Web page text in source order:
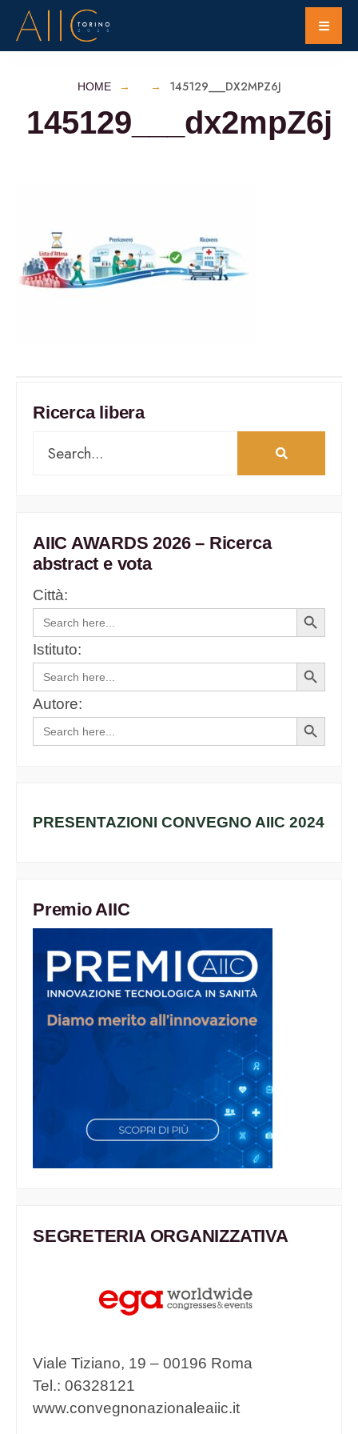
HOME 145129___DX2MPZ6J
145129___dx2mpZ6j
Ricerca libera
AIIC AWARDS 2026 – Ricerca
abstract e vota
Città:
Search
for:
Search
Button
Istituto:
Search
for:
Search
Button
Autore:
Search
for:
Search
Button
PRESENTAZIONI CONVEGNO AIIC 2024
Premio AIIC
SEGRETERIA ORGANIZZATIVA
Viale Tiziano, 19 – 00196 Roma
Tel.: 06328121
www.convegnonazionaleaiic.it